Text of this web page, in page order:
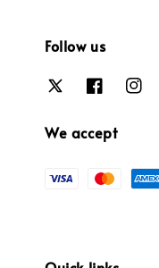
Follow us
We accept